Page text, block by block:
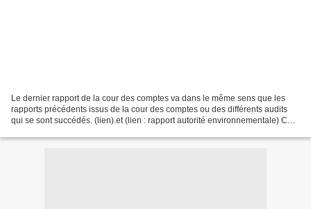
Le dernier rapport de la cour des comptes va dans le même sens que les
rapports précédents issus de la cour des comptes ou des différents audits
qui se sont succédés. (lien).et (lien : rapport autorité environnementale) Ce